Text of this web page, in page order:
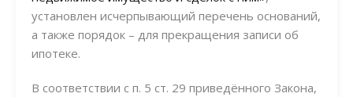
установлен исчерпывающий перечень оснований,
а также порядок – для прекращения записи об
ипотеке.
В соответствии с п. 5 ст. 29 приведённого Закона,